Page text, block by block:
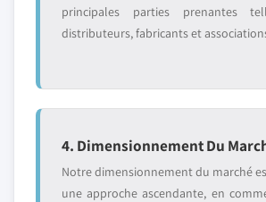
principales parties prenantes
distributeurs, fabricants et
4. Dimensionnement Du
Notre dimensionnement du marché
une approche ascendante, en